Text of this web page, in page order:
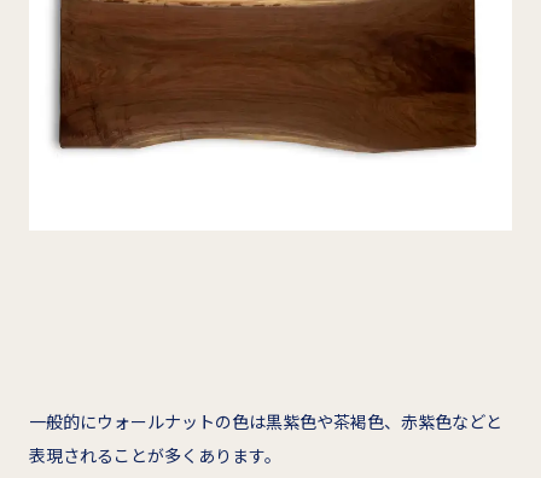
一般的にウォールナットの色は黒紫色や茶褐色、赤紫色などと
表現されることが多くあります。